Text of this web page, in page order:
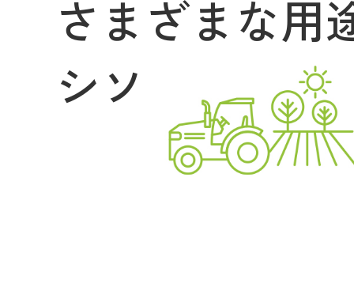
農業のご案内 各種手数料一覧 各種
さまざまな用
シソ